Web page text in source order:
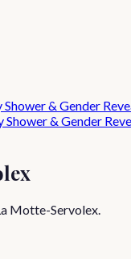
Shower & Gender
Shower & Gender
Motte-Servolex.